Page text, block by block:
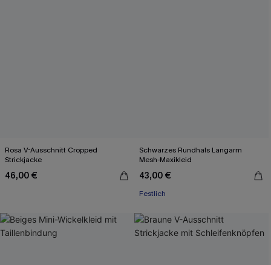
Rosa V-Ausschnitt Cropped
Strickjacke
46,00 €
Schwarzes Rundhals Langarm
Mesh-Maxikleid
43,00 €
Festlich